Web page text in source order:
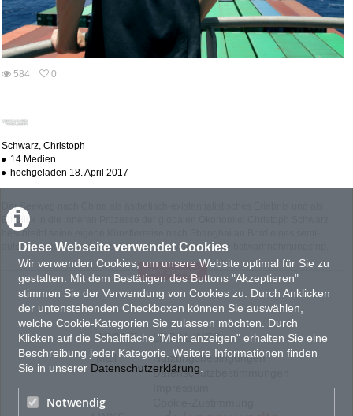
Diese Webseite verwendet Cookies
Wir verwenden Cookies, um unsere Website optimal für Sie zu
gestalten. Mit dem Bestätigen des Buttons "Akzeptieren"
stimmen Sie der Verwendung von Cookies zu. Durch Anklicken
der untenstehenden Checkboxen können Sie auswählen,
welche Cookie-Kategorien Sie zulassen möchten. Durch
Klicken auf die Schaltfläche "Mehr anzeigen" erhalten Sie eine
Beschreibung jeder Kategorie. Weitere Informationen finden
Sie in unserer Datenschutzerklärung
Notwendig
584
0
Schwarz, Christoph
14 Medien
hochgeladen 18. April 2017
Der Seeweg nach China als ästhetisch-existentialistisches Erlebnis und als
Einblick in die inneren Prozesse der globalen Ökonomie: Christoph Schwarz
beschreibt seine eigene Künstlerreise nach Shanghai an Bord eines semi-
automatischen Containerschiffs als essayistischen Selbstwarhnehmungstrip,
der sich schließlich um einiges schwieriger gestaltet als ursprünglich gedacht.
Doch in die abenteuerliche Reise-Doku schleichen sich auch einige
Irritationsmomente...
"I take my cleaning cuties very seriously, and stemming from some ironic insight,
I would try to execute my duties above and beyond any expectations or
professional necessity. I would imagine that my wiping motions in the engine
room were major contributions to the inner-workings of the global economy."
Supercargo was shown on several film festivals including Sarajevo Film
and won several prizes: Shortfilmprize Bavarian Television @ Regensburger
Kurzfilmwoche, Audience Award @ Vienna Independent Shorts, VAM Emerging
ABOUT
Mail
LEGAL INFO
Nutzungsbedingungen
Datenschutzbestimmungen
Impressum